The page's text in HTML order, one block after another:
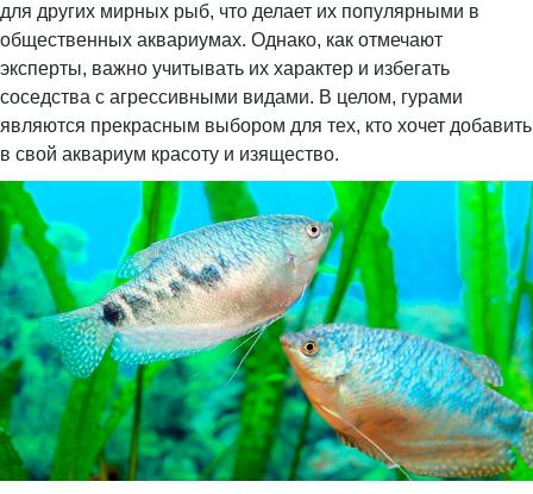
для других мирных рыб, что делает их популярными в
общественных аквариумах. Однако, как отмечают
эксперты, важно учитывать их характер и избегать
соседства с агрессивными видами. В целом, гурами
являются прекрасным выбором для тех, кто хочет добавить
в свой аквариум красоту и изящество.